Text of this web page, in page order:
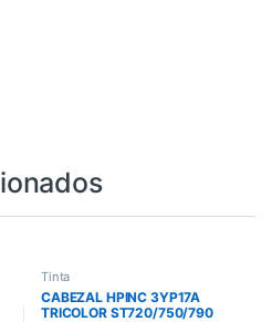
Tinta
CABEZAL HPINC 3YP17A
TRICOLOR ST720/750/790